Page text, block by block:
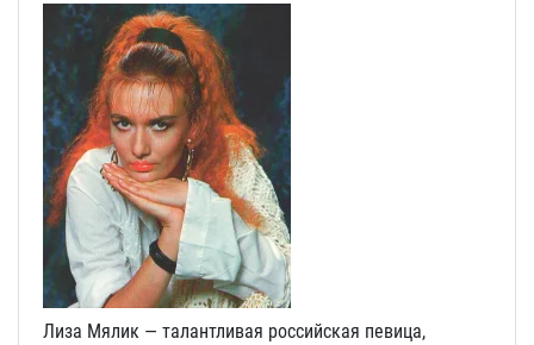
Лиза Мялик — талантливая российская певица,